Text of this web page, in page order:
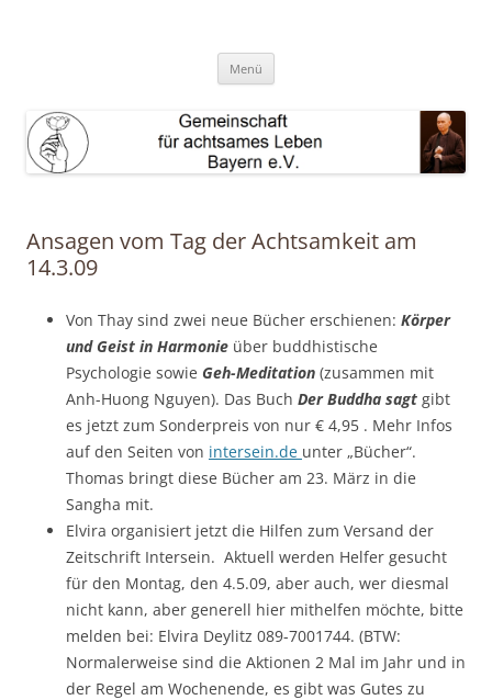
Menü
Ansagen vom Tag der Achtsamkeit am
14.3.09
Von Thay sind zwei neue Bücher erschienen: Körper
und Geist in Harmonie über buddhistische
Psychologie sowie Geh-Meditation (zusammen mit
Anh-Huong Nguyen). Das Buch Der Buddha sagt gibt
es jetzt zum Sonderpreis von nur € 4,95 . Mehr Infos
auf den Seiten von intersein.de unter „Bücher“.
Thomas bringt diese Bücher am 23. März in die
Sangha mit.
Elvira organisiert jetzt die Hilfen zum Versand der
Zeitschrift Intersein. Aktuell werden Helfer gesucht
für den Montag, den 4.5.09, aber auch, wer diesmal
nicht kann, aber generell hier mithelfen möchte, bitte
melden bei: Elvira Deylitz 089-7001744. (BTW:
Normalerweise sind die Aktionen 2 Mal im Jahr und in
der Regel am Wochenende, es gibt was Gutes zu